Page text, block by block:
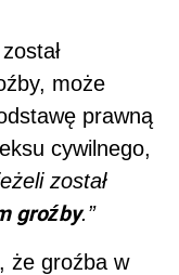
może
prawną
cywilnego,
został
groźby.”
że groźba w